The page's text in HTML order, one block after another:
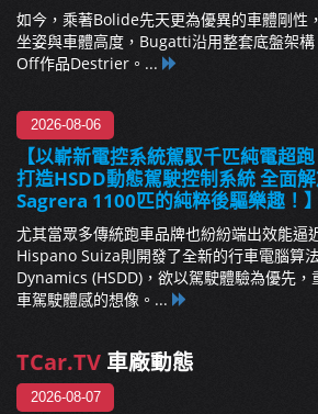
如今，乘著Bolide先天更為優異的車體剛性
坐姿與車體高度，Bugatti沿用整套底盤架
Off作品Destrier。...
2026-08-06
【以嶄新電控系統駕馭千匹純電超
打造HSDD動態駕駛控制系統 全面
Sagrera 1100匹的純粹後驅樂趣！】
尤其當眾多傳統跑車品牌也紛紛端出效能逼
Hispano Suiza則開發了全新的行車電腦算
Dynamics (HSDD)，欲以駕駛體驗為優先
車駕駛體感的想像。...
TCar.TV 車廠動態
2026-08-07